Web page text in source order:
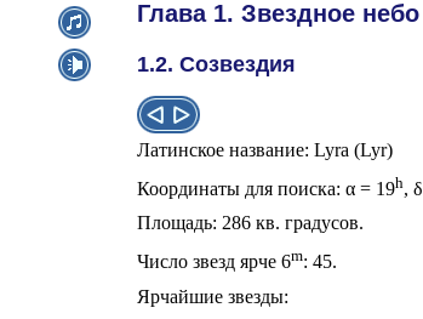
Глава 1. Звездное небо
1.2. Созвездия
Латинское название: Lyra (Lyr)
Координаты для поиска: α = 19h, δ
Площадь: 286 кв. градусов.
Число звезд ярче 6m: 45.
Ярчайшие звезды: